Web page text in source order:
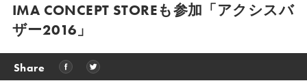
IMA CONCEPT STOREも参加「アクシスバ
ザー2016」
Share